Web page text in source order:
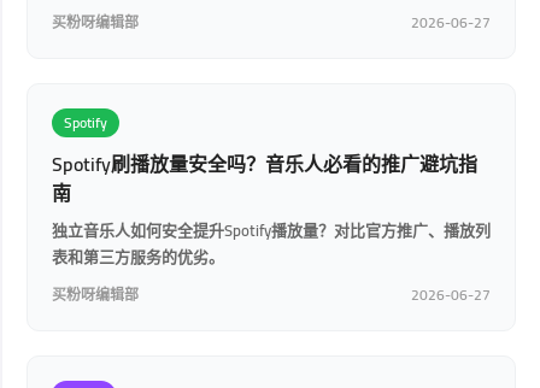
买粉呀编辑部 2026-06-27
Spotify
Spotify刷播放量安全吗？音乐人必看的推广避坑指
南
独立音乐人如何安全提升Spotify播放量？对比官方推广、播放列
表和第三方服务的优劣。
买粉呀编辑部 2026-06-27